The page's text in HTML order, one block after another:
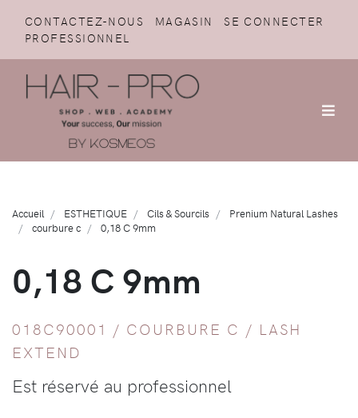
CONTACTEZ-NOUS MAGASIN
SE CONNECTER
PROFESSIONNEL
Accueil ESTHETIQUE Cils & Sourcils
Prenium Natural Lashes
courbure c
0,18 C 9mm
0,18 C 9mm
018C90001 / COURBURE C / LASH
EXTEND
Est réservé au professionnel